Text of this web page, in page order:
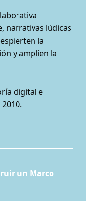
narrativas lúdicas
la
y amplíen la
digital e
un Marco